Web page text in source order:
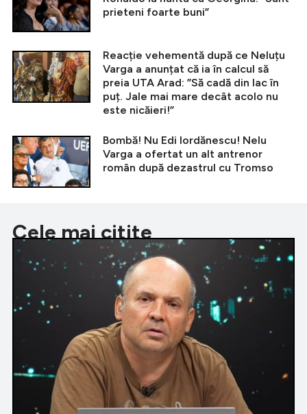
prieteni foarte buni”
Reacție vehementă după ce Neluțu
Varga a anunțat că ia în calcul să
preia UTA Arad: ”Să cadă din lac în
puț. Jale mai mare decât acolo nu
este nicăieri!”
Bombă! Nu Edi Iordănescu! Nelu
Varga a ofertat un alt antrenor
român după dezastrul cu Tromso
Cele mai citite